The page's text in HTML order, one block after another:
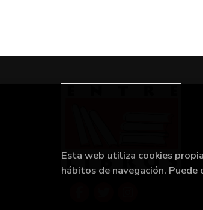
Esta web utiliza cookies
hábitos de navegación.